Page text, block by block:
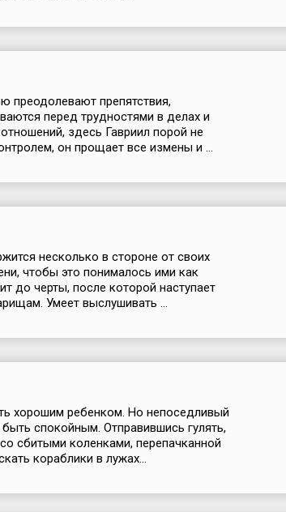
преодолевают препятствия,
перед трудностями в делах и
здесь Гавриил порой не
он прощает все измены и ...
несколько в стороне от своих
чтобы это понималось ими как
до черты, после которой наступает
Умеет выслушивать ...
хорошим ребенком. Но непоседливый
спокойным. Отправившись гулять,
сбитыми коленками, перепачканной
кораблики в лужах...